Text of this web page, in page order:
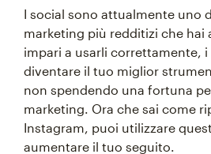
I social sono attualmente uno
marketing più redditizi che hai
impari a usarli correttamente,
diventare il tuo miglior
non spendendo una fortuna
marketing. Ora che sai come
Instagram, puoi utilizzare
aumentare il tuo seguito.